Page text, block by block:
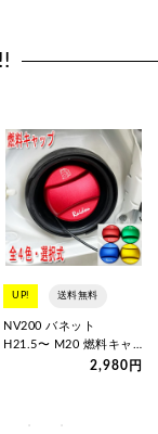
UP! 送料無料
NV200 バネット
H21.5〜 M20 燃料キャ
ップ フューエルキャップ
2,980円